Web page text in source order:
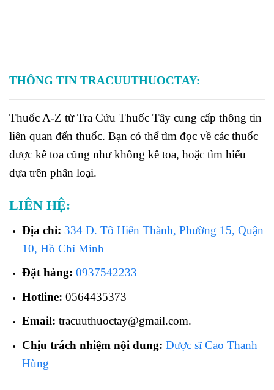
THÔNG TIN TRACUUTHUOCTAY:
Thuốc A-Z từ Tra Cứu Thuốc Tây cung cấp thông tin
liên quan đến thuốc. Bạn có thể tìm đọc về các thuốc
được kê toa cũng như không kê toa, hoặc tìm hiểu
dựa trên phân loại.
LIÊN HỆ:
Địa chỉ: 334 Đ. Tô Hiến Thành, Phường 15, Quận
10, Hồ Chí Minh
Đặt hàng: 0937542233
Hotline: 0564435373
Email: tracuuthuoctay@gmail.com.
Chịu trách nhiệm nội dung: Dược sĩ Cao Thanh
Hùng